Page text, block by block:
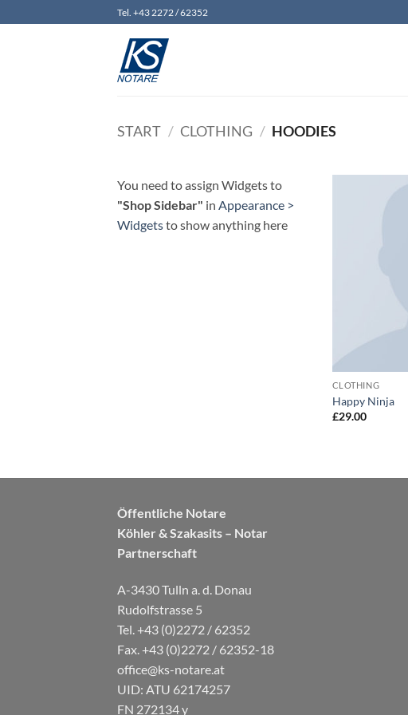
Inhalt
Tel. +43 2272 / 62352
START / CLOTHING / HOODIES
You need to assign Widgets to
"Shop Sidebar" in Appearance >
Widgetsto show anything here
CLOTHING
Happy Ninja
£29.00
Öffentliche Notare
Köhler & Szakasits – Notar
Partnerschaft
A-3430 Tulln a. d. Donau
Rudolfstrasse 5
Tel. +43 (0)2272 / 62352
Fax. +43 (0)2272 / 62352-18
office@ks-notare.at
UID: ATU 62174257
FN 272134 y